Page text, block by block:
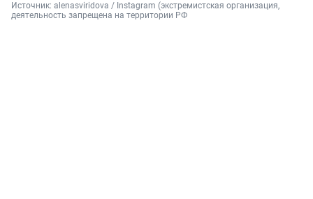
Источник: alenasviridova / Instagram (экстремистская организация,
деятельность запрещена на территории РФ